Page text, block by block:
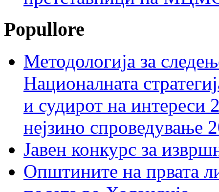
Popullore
Методологија за
Националната
и судирот на интереси
нејзино спроведување
Јавен конкурс за
Општините на првата